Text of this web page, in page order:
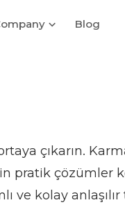
Blog
çıkarın.
pratik çözümler
ve kolay